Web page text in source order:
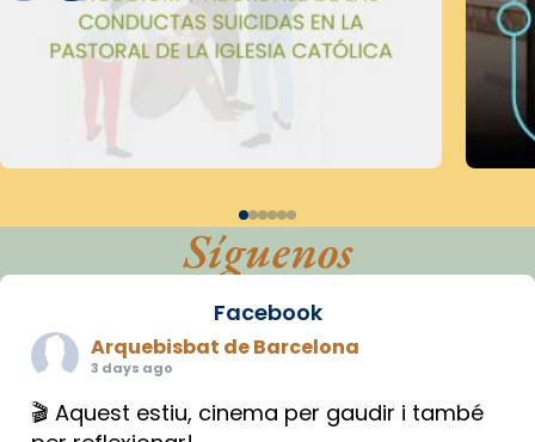
Síguenos
Facebook
Arquebisbat de Barcelona
3 days ago
🎬 Aquest estiu, cinema per gaudir i també